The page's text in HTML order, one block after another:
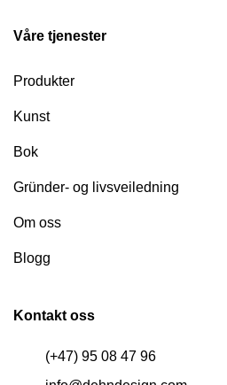
Våre tjenester
Produkter
Kunst
Bok
Gründer- og livsveiledning
Om oss
Blogg
Kontakt oss
(+47) 95 08 47 96